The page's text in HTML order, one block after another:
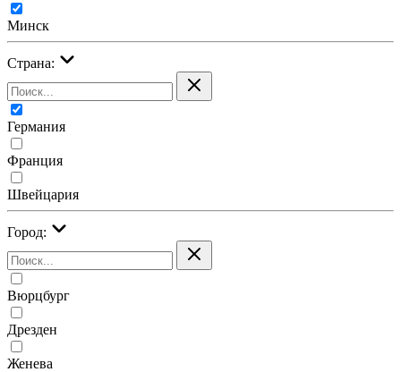
Минск
Страна:
Германия
Франция
Швейцария
Город:
Вюрцбург
Дрезден
Женева